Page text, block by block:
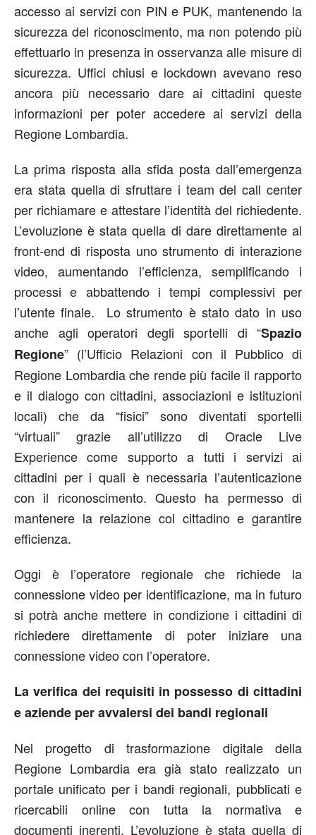
accesso ai servizi con PIN e PUK, mantenendo la
sicurezza del riconoscimento, ma non potendo più
effettuarlo in presenza in osservanza alle misure di
sicurezza. Uffici chiusi e lockdown avevano reso
ancora più necessario dare ai cittadini queste
informazioni per poter accedere ai servizi della
Regione Lombardia.
La prima risposta alla sfida posta dall’emergenza
era stata quella di sfruttare i team del call center
per richiamare e attestare l’identità del richiedente.
L’evoluzione è stata quella di dare direttamente al
front-end di risposta uno strumento di interazione
video, aumentando l’efficienza, semplificando i
processi e abbattendo i tempi complessivi per
l’utente finale. Lo strumento è stato dato in uso
anche agli operatori degli sportelli di “Spazio
Regione” (l’Ufficio Relazioni con il Pubblico di
Regione Lombardia che rende più facile il rapporto
e il dialogo con cittadini, associazioni e istituzioni
locali) che da “fisici” sono diventati sportelli
“virtuali” grazie all’utilizzo di Oracle Live
Experience come supporto a tutti i servizi ai
cittadini per i quali è necessaria l’autenticazione
con il riconoscimento. Questo ha permesso di
mantenere la relazione col cittadino e garantire
efficienza.
Oggi è l’operatore regionale che richiede la
connessione video per identificazione, ma in futuro
si potrà anche mettere in condizione i cittadini di
richiedere direttamente di poter iniziare una
connessione video con l’operatore.
La verifica dei requisiti in possesso di cittadini
e aziende per avvalersi dei bandi regionali
Nel progetto di trasformazione digitale della
Regione Lombardia era già stato realizzato un
portale unificato per i bandi regionali, pubblicati e
ricercabili online con tutta la normativa e
documenti inerenti. L’evoluzione è stata quella di